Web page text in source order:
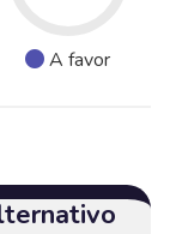
A favor